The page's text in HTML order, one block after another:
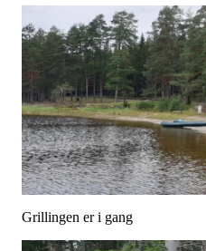
Grillingen er i gang